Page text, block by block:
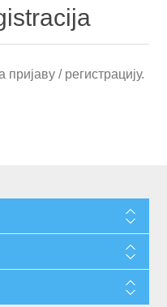
/ регистрацију.